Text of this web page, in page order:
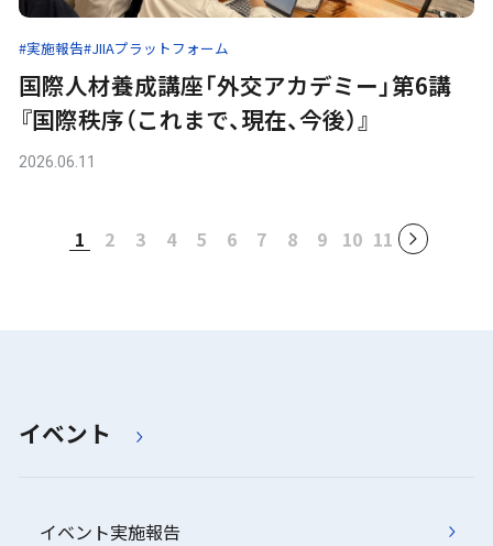
#実施報告#JIIAプラットフォーム
国際人材養成講座「外交アカデミー」第6講
『国際秩序（これまで、現在、今後）』
2026.06.11
1 2 3 4 5 6 7 8 9 10 11
イベント
イベント実施報告